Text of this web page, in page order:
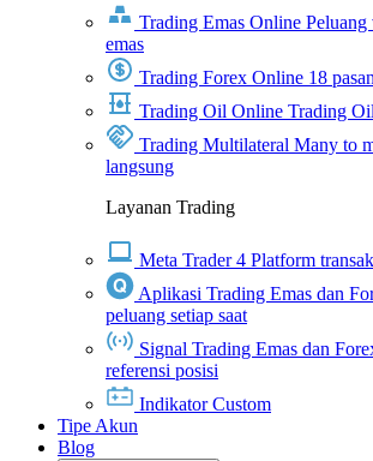
Trading Emas Online Peluang
emas
Trading Forex Online 18
Trading Oil Online Trading
Trading Multilateral Many to
langsung
Layanan Trading
Meta Trader 4 Platform
Aplikasi Trading Emas dan
peluang setiap saat
Signal Trading Emas dan
referensi posisi
Indikator Custom
Tipe Akun
Blog